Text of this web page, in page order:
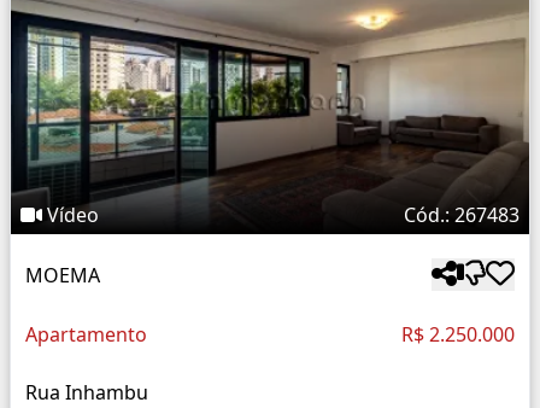
Vídeo Cód.: 267483
MOEMA
Apartamento R$ 2.250.000
Rua Inhambu